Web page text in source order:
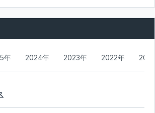
年 2024年 2023年 2022年